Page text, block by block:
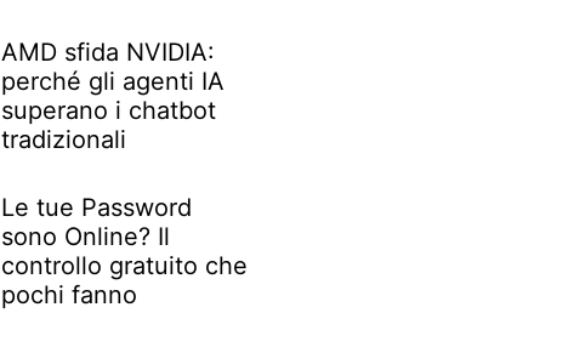
AMD sfida NVIDIA:
perché gli agenti IA
superano i chatbot
tradizionali
Le tue Password
sono Online? Il
controllo gratuito che
pochi fanno